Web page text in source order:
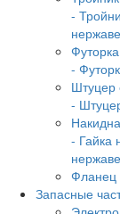
-
-
Штуцер
-
- Гайка
Запасные